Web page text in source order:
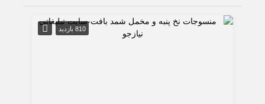
810 بازدید